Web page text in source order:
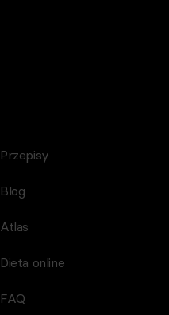
Przepisy
Blog
Atlas
Dieta online
FAQ